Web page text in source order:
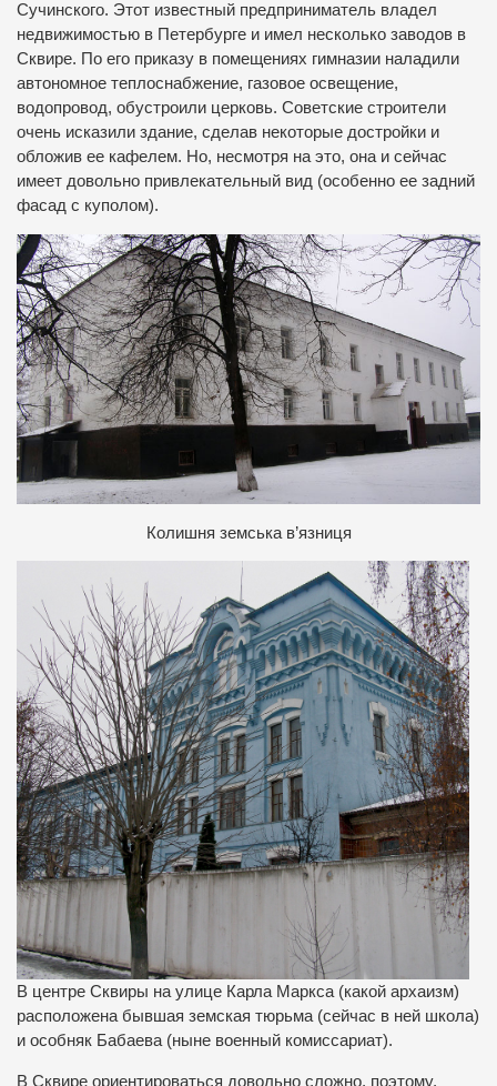
Сучинского. Этот известный предприниматель владел
недвижимостью в Петербурге и имел несколько заводов в
Сквире. По его приказу в помещениях гимназии наладили
автономное теплоснабжение, газовое освещение,
водопровод, обустроили церковь. Советские строители
очень исказили здание, сделав некоторые достройки и
обложив ее кафелем. Но, несмотря на это, она и сейчас
имеет довольно привлекательный вид (особенно ее задний
фасад с куполом).
Колишня земська в’язниця
В центре Сквиры на улице Карла Маркса (какой архаизм)
расположена бывшая земская тюрьма (сейчас в ней школа)
и особняк Бабаева (ныне военный комиссариат).
В Сквире ориентироваться довольно сложно, поэтому,